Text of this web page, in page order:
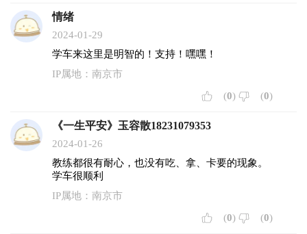
情绪
2024-01-29
学车来这里是明智的！支持！嘿嘿！
IP属地：南京市
(0) (0)
《一生平安》玉容散18231079353
2024-01-26
教练都很有耐心，也没有吃、拿、卡要的现象。
学车很顺利
IP属地：南京市
(0) (0)